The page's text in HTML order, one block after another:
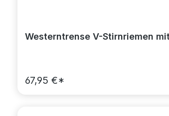
Westerntrense V-Stirnriemen
67,95 €*